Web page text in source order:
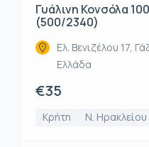
Γυάλινη Κονσόλα
(500/2340)
Ελ. Βενιζέλου 17,
Ελλάδα
€35
Κρήτη Ν. Ηρακλείου